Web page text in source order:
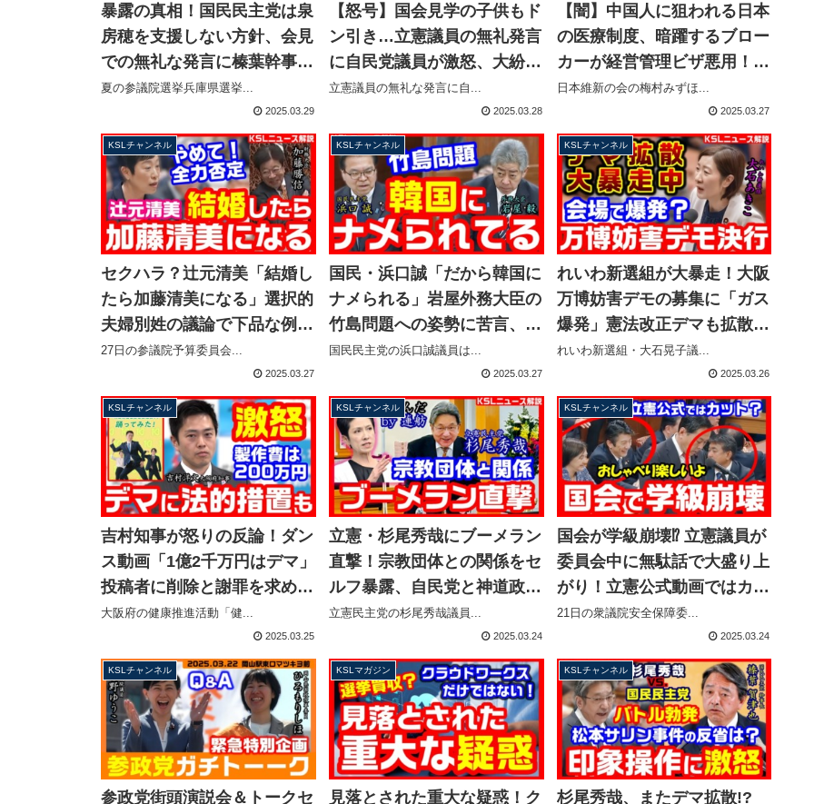
暴露の真相！国民民主党は泉
房穂を支援しない方針、会見
での無礼な発言に榛葉幹事長
が不快感→対抗馬擁立へ
夏の参議院選挙兵庫県選挙...
2025.03.29
【怒号】国会見学の子供もド
ン引き…立憲議員の無礼発言
に自民党議員が激怒、大紛糾
の瞬間！委員長が慌てて仲裁
する事態に【KSLチャンネ
ル】
立憲議員の無礼な発言に自...
2025.03.28
【闇】中国人に狙われる日本
の医療制度、暗躍するブロー
カーが経営管理ビザ悪用！維
新・梅村みずほ「ちょろい
国・日本と思われる」【KSL
チャンネル】
日本維新の会の梅村みずほ...
2025.03.27
KSLチャンネル
セクハラ？辻元清美「結婚し
たら加藤清美になる」選択的
夫婦別姓の議論で下品な例
え、加藤勝信大臣は全力で拒
否【KSLチャンネル】
27日の参議院予算委員会...
2025.03.27
KSLチャンネル
国民・浜口誠「だから韓国に
ナメられる」岩屋外務大臣の
竹島問題への姿勢に苦言、竹
島の日式典出席と韓国への単
独提訴求める【KSLチャンネ
ル】
国民民主党の浜口誠議員は...
2025.03.27
KSLチャンネル
れいわ新選組が大暴走！大阪
万博妨害デモの募集に「ガス
爆発」憲法改正デマも拡散
大石あきこ議員がやりたい放
題【KSLチャンネル】
れいわ新選組・大石晃子議...
2025.03.26
KSLチャンネル
吉村知事が怒りの反論！ダン
ス動画「1億2千万円はデマ」
投稿者に削除と謝罪を求め法
的措置も視野に【KSLチャン
大阪府の健康推進活動「健...
2025.03.25
KSLチャンネル
立憲・杉尾秀哉にブーメラン
直撃！宗教団体との関係をセ
ルフ暴露、自民党と神道政治
連盟の関係追及直後 蓮舫
「自分はいいんだ」【KSLチ
ャンネル】
立憲民主党の杉尾秀哉議員...
2025.03.24
KSLチャンネル
国会が学級崩壊⁉ 立憲議員が
委員会中に無駄話で大盛り上
がり！立憲公式動画ではカッ
ト？【KSLチャンネル】
21日の衆議院安全保障委...
2025.03.24
KSLチャンネル
参政党街頭演説会＆トークセ
KSLマガジン
見落とされた重大な疑惑！ク
KSLチャンネル
杉尾秀哉、またデマ拡散!?